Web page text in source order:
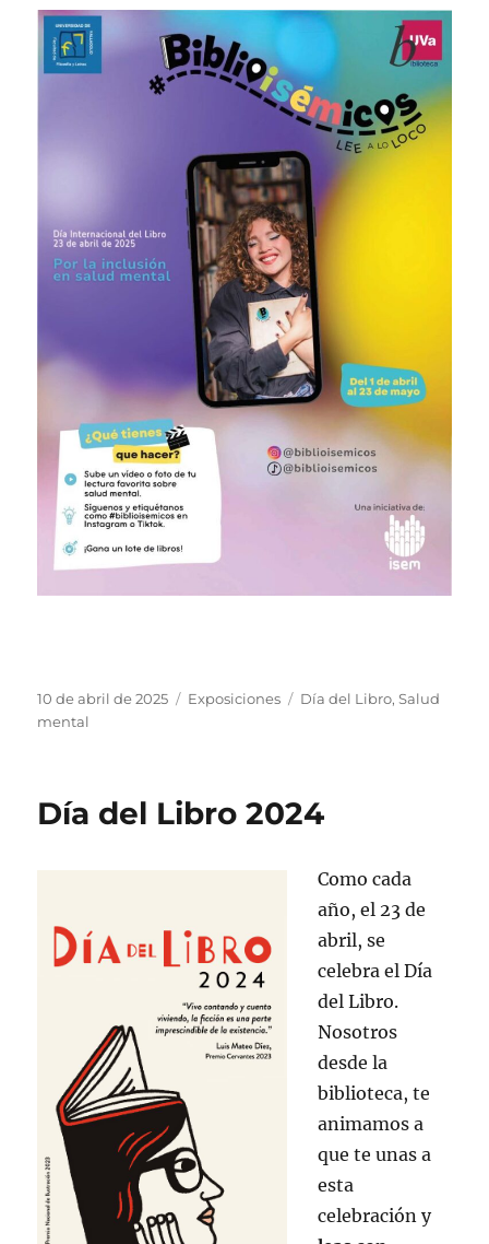
Publicado
el
10 de abril de 2025 Categorías
Exposiciones Etiquetas
Día del Libro,Salud
mental
Día del Libro 2024
Como cada
año, el 23 de
abril, se
celebra el Día
del Libro.
Nosotros
desde la
biblioteca, te
animamos a
que te unas a
esta
celebración y